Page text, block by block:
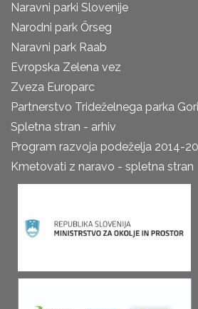
Naravni parki Slovenije
Narodni park Őrseg
Naravni park Raab
Evropska Zelena vez
Zveza Europarc
Partnerstvo Trideželnega parka
Spletna stran - arhiv
Program razvoja podeželja 2014-
Kmetovati z naravo - spletna stran